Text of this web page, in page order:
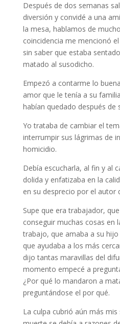
Después de dos semanas
diversión y convidé a una
la mesa, hablamos de
coincidencia me mencionó
sin saber que estaba
matado al susodicho.
Empezó a contarme lo
amor que le tenía a su
habían quedado después de
Yo trataba de cambiar el
interrumpir sus lágrimas de
homicidio.
Debía escucharla, al fin y al
dolida y enfatizaba en la
en su desprecio por el autor
Supe que era trabajador,
conseguir muchas cosas en
trabajo, que amaba a su
que ayudaba a los más
dijo tantas maravillas del
momento empecé a
¿Por qué lo mandaron a
preguntándose el por qué.
La culpa cubrió aún más